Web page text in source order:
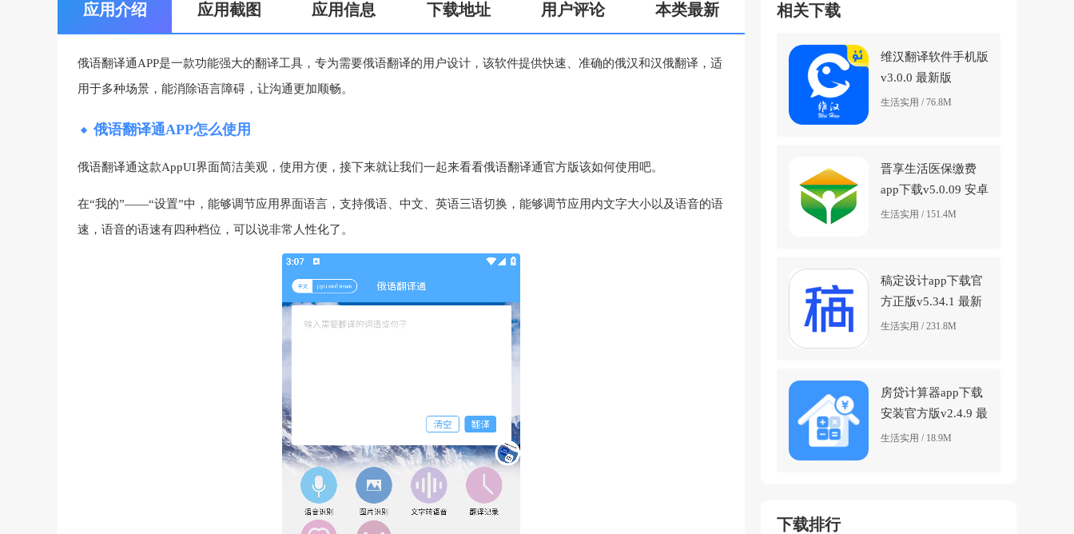
应用介绍 应用截图 应用信息 下载地址 用户评论 本类最新
俄语翻译通APP是一款功能强大的翻译工具，专为需要俄语翻译的用户设计，该软件提供快速、准确的俄汉和汉俄翻译，适
用于多种场景，能消除语言障碍，让沟通更加顺畅。
俄语翻译通APP怎么使用
俄语翻译通这款AppUI界面简洁美观，使用方便，接下来就让我们一起来看看俄语翻译通官方版该如何使用吧。
在“我的”——“设置”中，能够调节应用界面语言，支持俄语、中文、英语三语切换，能够调节应用内文字大小以及语音的语
速，语音的语速有四种档位，可以说非常人性化了。
相关下载
维汉翻译软件手机版
v3.0.0 最新版
生活实用 / 76.8M
晋享生活医保缴费
app下载v5.0.09 安卓
版
生活实用 / 151.4M
稿定设计app下载官
方正版v5.34.1 最新
版
生活实用 / 231.8M
房贷计算器app下载
安装官方版v2.4.9 最
新版
生活实用 / 18.9M
下载排行